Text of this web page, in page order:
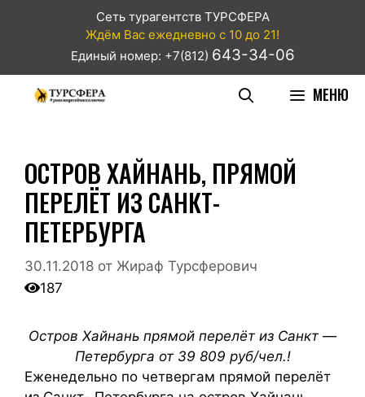
Сеть турагентств ТУРСФЕРА
Ждём Вас ежедневно с 10 до 21!
Единый номер: +7(812) 643-34-06
МЕНЮ
ОСТРОВ ХАЙНАНЬ, ПРЯМОЙ
ПЕРЕЛЁТ ИЗ САНКТ-
ПЕТЕРБУРГА
30.11.2018 от Жираф Турсферович
187
Остров Хайнань прямой перелёт из Санкт —
Петербурга от 39 809 руб/чел.!
Еженедельно по четвергам прямой перелёт